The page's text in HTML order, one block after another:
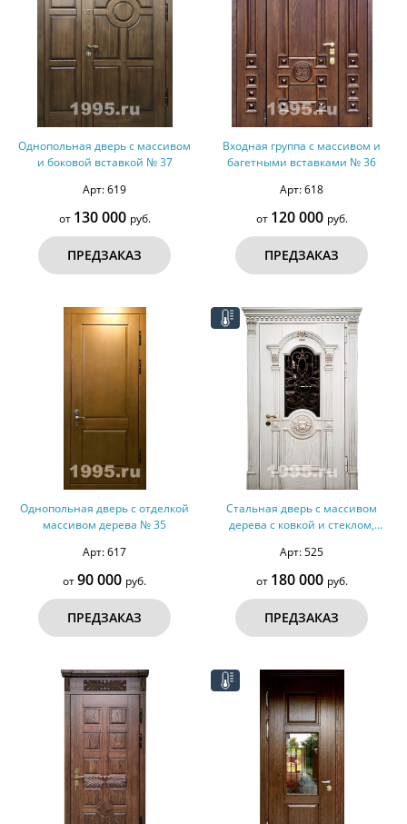
Однопольная дверь с массивом
и боковой вставкой № 37
Арт: 619
от 130 000 руб.
ПРЕДЗАКАЗ
Входная группа с массивом и
багетными вставками № 36
Арт: 618
от 120 000 руб.
ПРЕДЗАКАЗ
Однопольная дверь с отделкой
массивом дерева № 35
Арт: 617
от90 000 руб.
ПРЕДЗАКАЗ
Стальная дверь с массивом
дерева с ковкой и стеклом,
Арт: 525
от 180 000 руб.
ПРЕДЗАКАЗ